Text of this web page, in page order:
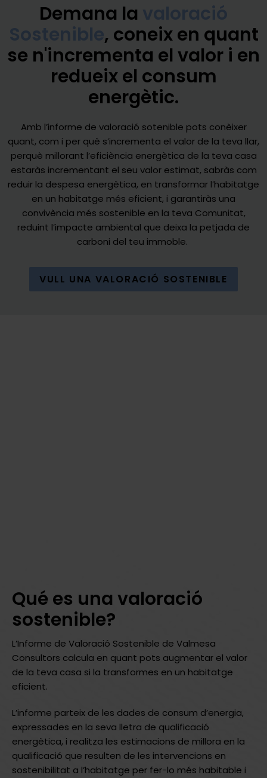
Demana la valoració
Sostenible, coneix en quant
se n'incrementa el valor i en
redueix el consum
energètic.
Amb l’informe de valoració sotenible pots conèixer
quant, com i per què s’incrementa el valor de la teva llar,
perquè millorant l’eficiència energètica de la teva casa
estaràs incrementant el seu valor estimat, sabràs com
reduir la despesa energètica, en transformar l’habitatge
en un habitatge més eficient, i garantiràs una
convivència més sostenible en la teva Comunitat,
reduint l’impacte ambiental que deixa la petjada de
carboni del teu immoble.
VULL UNA VALORACIÓ SOSTENIBLE
Qué es una valoració
sostenible?
L’Informe de Valoració Sostenible de Valmesa
Consultors calcula en quant pots augmentar el valor
de la teva casa si la transformes en un habitatge
eficient.
L’informe parteix de les dades de consum d’energia,
expressades en la seva lletra de qualificació
energètica, i realitza les estimacions de millora en la
qualificació que resulten de les intervencions en
sostenibilitat a l’habitatge per fer-lo més habitable i